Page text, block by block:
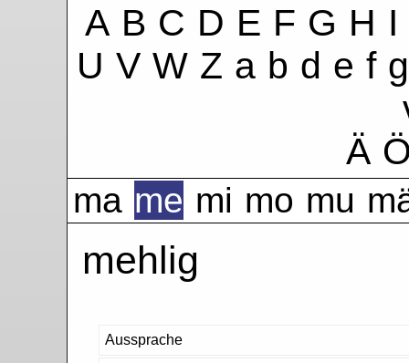
A B C D E F G H I
U V W Z a b d e f g
Ä
ma me mi mo mu
mehlig
Aussprache